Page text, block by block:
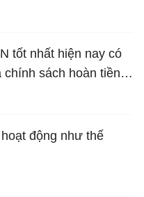
tốt nhất hiện nay có
chính sách hoàn tiền
động như thế